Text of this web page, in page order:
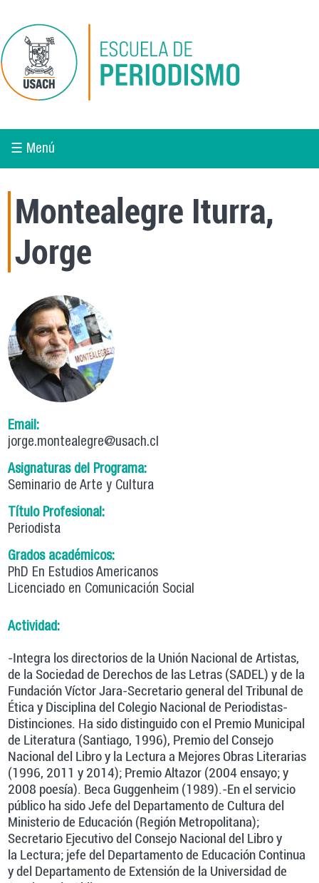
☰ Menú
Montealegre Iturra,
Jorge
Email:
jorge.montealegre@usach.cl
Asignaturas del Programa:
Seminario de Arte y Cultura
Título Profesional:
Periodista
Grados académicos:
PhD En Estudios Americanos
Licenciado en Comunicación Social
Actividad:
-Integra los directorios de la Unión Nacional de Artistas,
de la Sociedad de Derechos de las Letras (SADEL) y de la
Fundación Víctor Jara-Secretario general del Tribunal de
Ética y Disciplina del Colegio Nacional de Periodistas-
Distinciones. Ha sido distinguido con el Premio Municipal
de Literatura (Santiago, 1996), Premio del Consejo
Nacional del Libro y la Lectura a Mejores Obras Literarias
(1996, 2011 y 2014); Premio Altazor (2004 ensayo; y
2008 poesía). Beca Guggenheim (1989).-En el servicio
público ha sido Jefe del Departamento de Cultura del
Ministerio de Educación (Región Metropolitana);
Secretario Ejecutivo del Consejo Nacional del Libro y
la Lectura; jefe del Departamento de Educación Continua
y del Departamento de Extensión de la Universidad de